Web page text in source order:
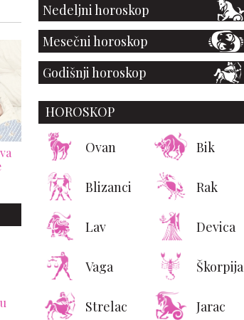
Saint Laurent donosi duh
Mediterana u novu Respiro
kampanju
Nedeljni horoskop
Mesečni horoskop
Godišnji horoskop
HOROSKOP
Ovan Bik
Blizanci Rak
Lav Devica
Vaga Škorpija
Strelac Jarac